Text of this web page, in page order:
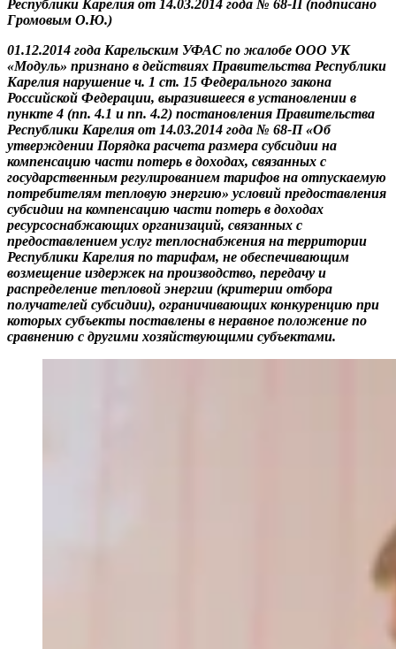
Республики Карелия от 14.03.2014 года № 68-П (подписано
Громовым О.Ю.)
01.12.2014 года Карельским УФАС по жалобе ООО УК
«Модуль» признано в действиях Правительства Республики
Карелия нарушение ч. 1 ст. 15 Федерального закона
Российской Федерации, выразившееся в установлении в
пункте 4 (пп. 4.1 и пп. 4.2) постановления Правительства
Республики Карелия от 14.03.2014 года № 68-П «Об
утверждении Порядка расчета размера субсидии на
компенсацию части потерь в доходах, связанных с
государственным регулированием тарифов на отпускаемую
потребителям тепловую энергию» условий предоставления
субсидии на компенсацию части потерь в доходах
ресурсоснабжающих организаций, связанных с
предоставлением услуг теплоснабжения на территории
Республики Карелия по тарифам, не обеспечивающим
возмещение издержек на производство, передачу и
распределение тепловой энергии (критерии отбора
получателей субсидии), ограничивающих конкуренцию при
которых субъекты поставлены в неравное положение по
сравнению с другими хозяйствующими субъектами.